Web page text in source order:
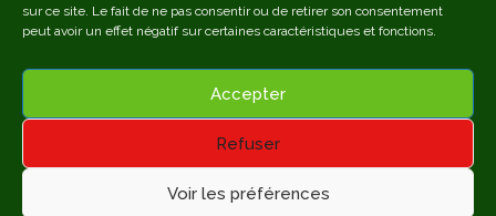
sur ce site. Le fait de ne pas consentir ou de retirer son consentement
peut avoir un effet négatif sur certaines caractéristiques et fonctions.
Accepter
Refuser
Voir les préférences
Politique de confidentialité
Réalisation Web Video Service
©2024